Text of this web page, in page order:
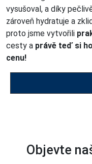
vysušoval, a díky
zároveň hydratuje a
proto jsme vytvořili
cesty a právě teď si
cenu!
Objevte